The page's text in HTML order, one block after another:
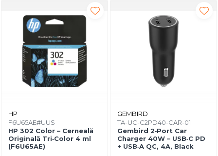
HP
F6U65AE#UUS
HP 302 Color – Cerneală
Originală Tri‑Color 4 ml
(F6U65AE)
GEMBIRD
TA-UC-C2PD40-CAR-01
Gembird 2‑Port Car
Charger 40W – USB‑C PD
+ USB‑A QC, 4A, Black